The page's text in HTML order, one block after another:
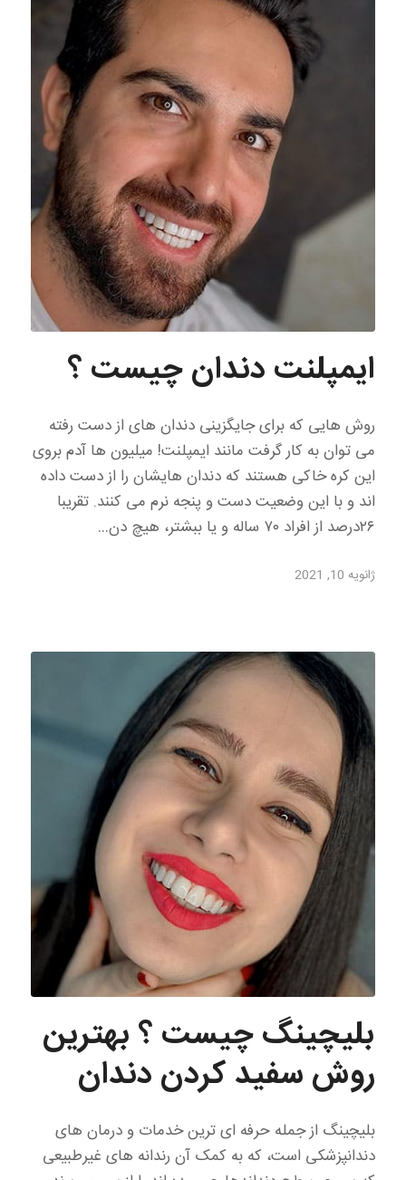
ایمپلنت دندان چیست ؟
روش هایی که برای جایگزینی دندان های از دست رفته
می توان به کار گرفت مانند ایمپلنت! میلیون ها آدم بروی
این کره خاکی هستند که دندان هایشان را از دست داده
اند و با این وضعیت دست و پنجه نرم می کنند. تقریبا
۲۶درصد از افراد ۷۰ ساله و یا ببشتر، هیچ دن…
ژانویه 10, 2021
بلیچینگ چیست ؟ بهترین
روش سفید کردن دندان
بلیچینگ از جمله حرفه ای ترین خدمات و درمان های
دندانپزشکی است، که به کمک آن رندانه های غیرطبیعی